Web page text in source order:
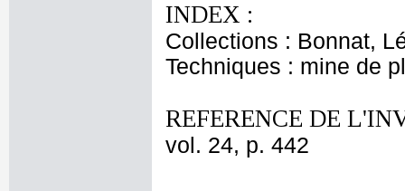
INDEX :
Collections : Bonnat,
Techniques : mine de
REFERENCE DE
vol. 24, p. 442